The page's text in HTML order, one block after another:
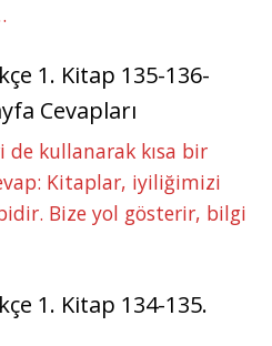
1. Kitap 135-136-
Cevapları
de kullanarak kısa bir
Kitaplar, iyiliğimizi
Bize yol gösterir, bilgi
1. Kitap 134-135.